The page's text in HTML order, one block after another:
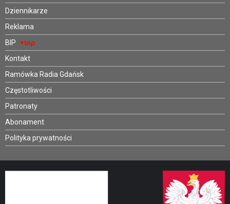
Dziennikarze
Reklama
BIP
Kontakt
Ramówka Radia Gdańsk
Częstotliwości
Patronaty
Abonament
Polityka prywatności